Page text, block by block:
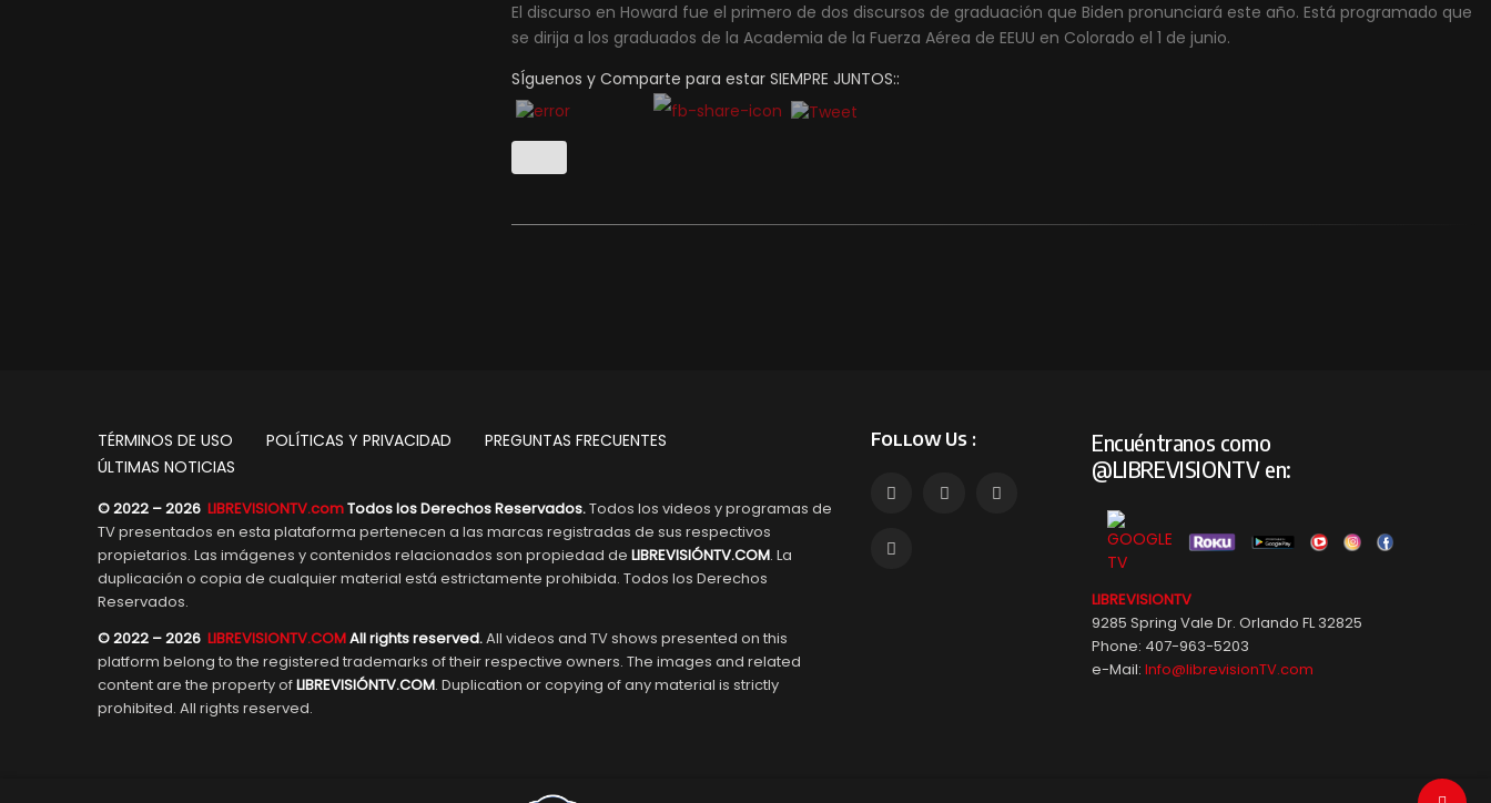
El discurso en Howard fue el primero de dos discursos de graduación que Biden pronunciará este año. Está programado que
se dirija a los graduados de la Academia de la Fuerza Aérea de EEUU en Colorado el 1 de junio.
SÍguenos y Comparte para estar SIEMPRE JUNTOS::
TÉRMINOS DE USO POLÍTICAS Y PRIVACIDAD
PREGUNTAS FRECUENTES
ÚLTIMAS NOTICIAS
© 2022 – 2026 LIBREVISIONTV.comTodos los Derechos Reservados.Todos los videos y programas de
TV presentados en esta plataforma pertenecen a las marcas registradas de sus respectivos
propietarios. Las imágenes y contenidos relacionados son propiedad de LIBREVISIÓNTV.COM. La
duplicación o copia de cualquier material está estrictamente prohibida. Todos los Derechos
Reservados.
© 2022 – 2026 LIBREVISIONTV.COMAll rights reserved.All videos and TV shows presented on this
platform belong to the registered trademarks of their respective owners. The images and related
content are the property ofLIBREVISIÓNTV.COM. Duplication or copying of any material is strictly
prohibited. All rights reserved.
Follow Us :
Encuéntranos como
@LIBREVISIONTV en:
LIBREVISIONTV
9285 Spring Vale Dr. Orlando FL 32825
Phone: 407-963-5203
e-Mail: Info@librevisionTV.com